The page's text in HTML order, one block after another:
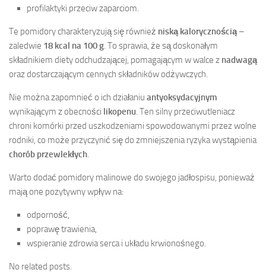
profilaktyki przeciw zaparciom.
Te pomidory charakteryzują się również niską kalorycznością–
zaledwie 18 kcal na 100 g. To sprawia, że są doskonałym
składnikiem diety odchudzającej, pomagającym w walce z nadwagą
oraz dostarczającym cennych składników odżywczych.
Nie można zapomnieć o ich działaniu antyoksydacyjnym
wynikającym z obecności likopenu. Ten silny przeciwutleniacz
chroni komórki przed uszkodzeniami spowodowanymi przez wolne
rodniki, co może przyczynić się do zmniejszenia ryzyka wystąpienia
chorób przewlekłych.
Warto dodać pomidory malinowe do swojego jadłospisu, ponieważ
mają one pozytywny wpływ na:
odporność,
poprawę trawienia,
wspieranie zdrowia serca i układu krwionośnego.
No related posts.